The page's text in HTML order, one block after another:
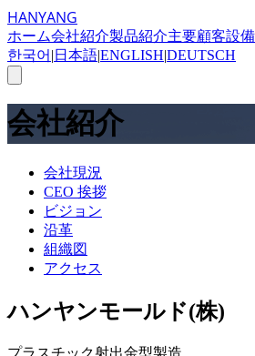
HANYANG
ホーム会社紹介製品紹介主要顧客設
한국어 | 日本語|ENGLISH|DEUTSCH
会社紹介
会社現況
CEO 挨拶
ビジョン
沿革
組織図
アクセス
ハンヤンモールド(株)
プラスチック射出金型製造